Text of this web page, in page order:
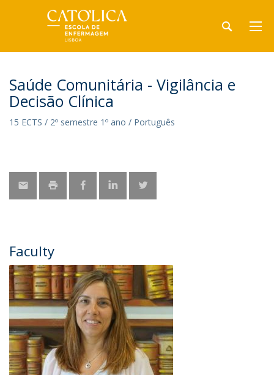
Saúde Comunitária - Vigilância e
Decisão Clínica
15 ECTS / 2º semestre 1º ano / Português
Faculty